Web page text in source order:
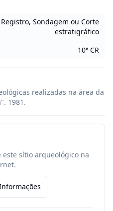
Registro, Sondagem ou Corte
estratigráfico
10ª CR
realizadas na área da
1981.
este sítio arqueológico na